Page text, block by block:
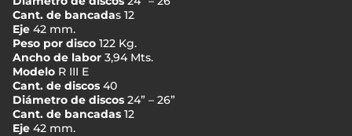
Cant. de bancadas 12
Eje 42 mm.
Peso por disco 122 Kg.
Ancho de labor 3,94 Mts.
Modelo R III E
Cant. de discos 40
Diámetro de discos 24” – 26”
Cant. de bancadas 12
Eje 42 mm.